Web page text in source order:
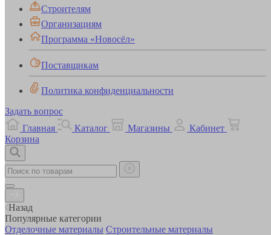
Строителям
Организациям
Программа «Новосёл»
Поставщикам
Политика конфиденциальности
Задать вопрос
Главная
Каталог Магазины
Кабинет
Корзина
Назад
Популярные категории
Отделочные материалы Строительные материалы